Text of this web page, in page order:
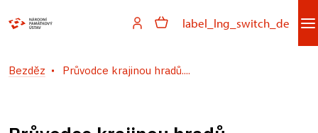
label_lng_switch_de
Bezděz Průvodce krajinou hradů....